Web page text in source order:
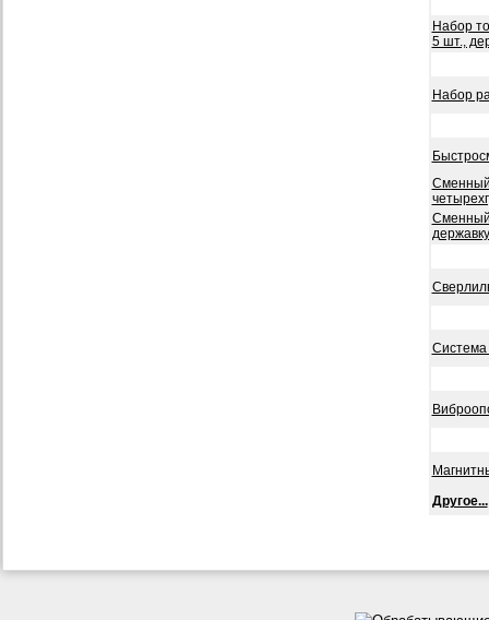
Набор
5 шт.,
Набор
Сменный
Сменный
державку
Другое...